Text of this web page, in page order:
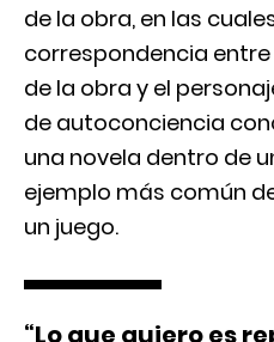
de la obra, en las
correspondencia
de la obra y el
de autoconciencia
una novela dentro de
ejemplo más común
un juego.
“Lo que quiero es